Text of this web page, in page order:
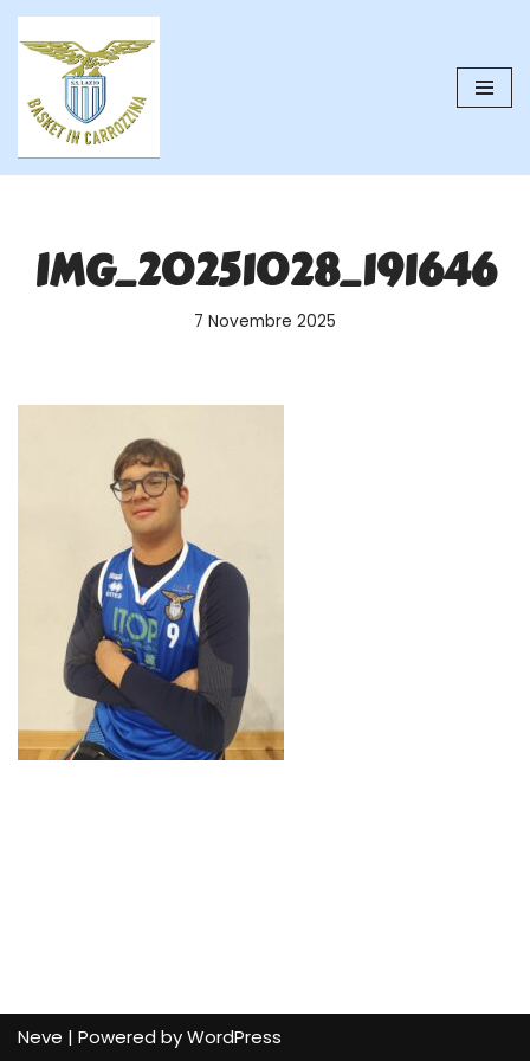
contenuto
IMG_20251028_191646
7 Novembre 2025
Neve | Powered byWordPress